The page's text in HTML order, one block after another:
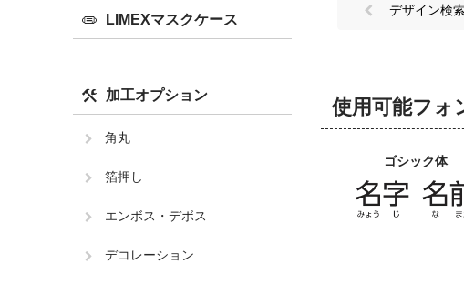
デザイン検
使用可能フォ
ゴシック体
LIMEXマスクケース
加工オプション
角丸
箔押し
エンボス・デボス
デコレーション